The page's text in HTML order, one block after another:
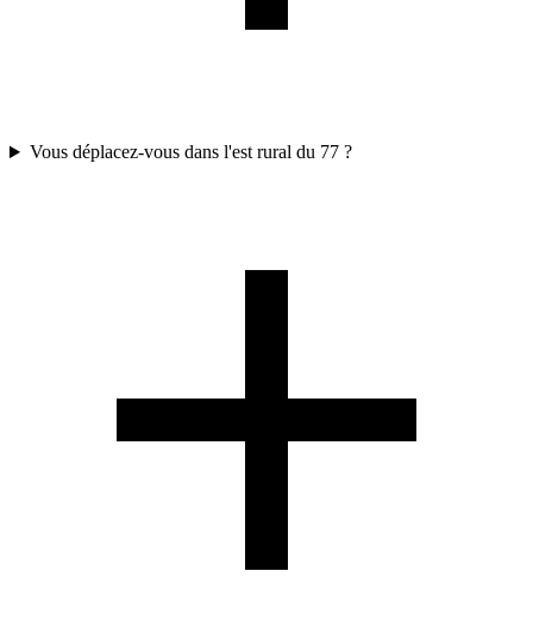
Vous déplacez-vous dans l'est rural du 77 ?